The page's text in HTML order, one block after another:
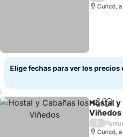
Curicó,
Elige fechas para ver los precios
Hostal y
Viñedos
Ver
/
Curicó, a